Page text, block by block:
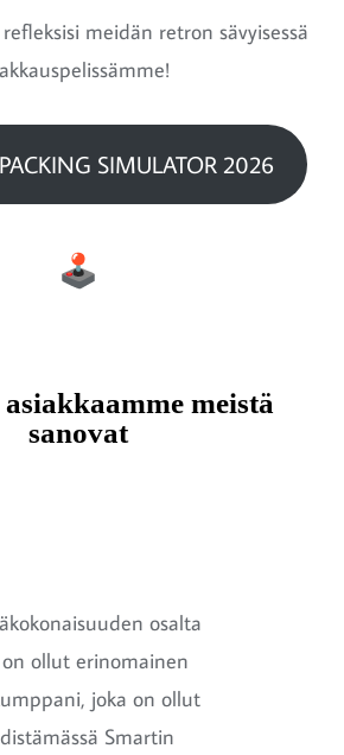
meidän retron sävyisessä
SIMULATOR 2026
meistä
sanovat
osalta
ollut erinomainen
joka on ollut
Smartin